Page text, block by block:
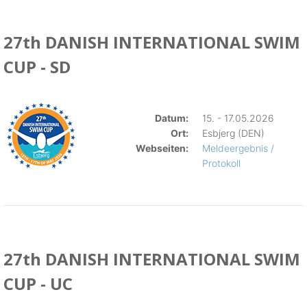
27th DANISH INTERNATIONAL SWIM
CUP - SD
Datum:
15. - 17.05.2026
Ort:
Esbjerg (DEN)
Webseiten:
Meldeergebnis /
Protokoll
27th DANISH INTERNATIONAL SWIM
CUP - UC